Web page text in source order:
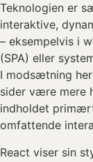
Teknologien er
interaktive,
– eksempelvis i
(SPA) eller
I modsætning
sider være mere
indholdet
omfattende
React viser sin